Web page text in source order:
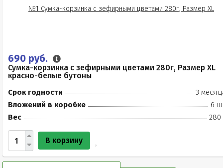
690 руб.
Сумка-корзинка с зефирными цветами 280г, Размер XL
красно-белые бутоны
Срок годности
3
Вложений в коробке
6
Вес
280
В корзину